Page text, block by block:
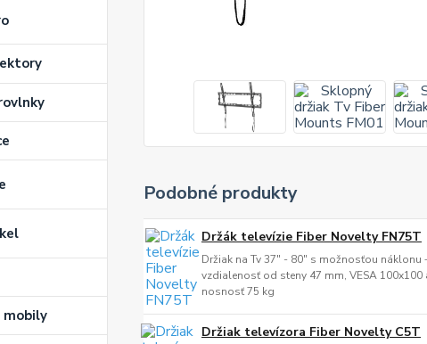
mobily
Podobné produkty
Držák televízie Fiber Novelty FN75T
Držiak na Tv 37" - 80" s možnosťou náklonu
vzdialenosť od steny 47 mm, VESA 100x100
nosnosť 75 kg
Držiak televízora Fiber Novelty C5T